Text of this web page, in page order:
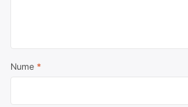
Nume *